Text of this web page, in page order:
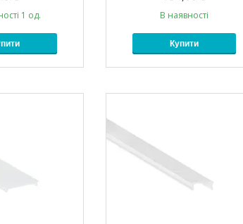
1 од. В наявності
Купити